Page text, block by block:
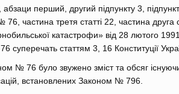
перший, другий підпункту 3,
частина третя статті 22, частина
катастрофи» від 28 лютого
суперечать статтям 3, 16 Конституції
№ 76 було звужено зміст та обсяг
встановлених Законом № 796.